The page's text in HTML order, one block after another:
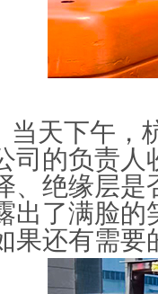
当天下午，
司的负责人
、绝缘层是
出了满脸的
果还有需要